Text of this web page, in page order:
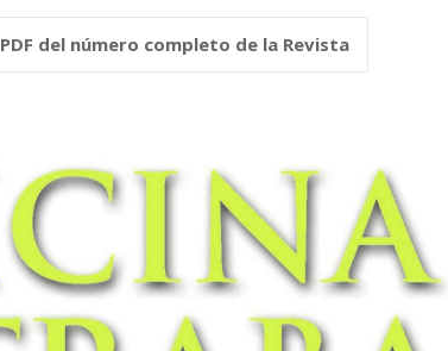
PDF del número completo de la Revista